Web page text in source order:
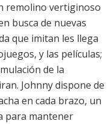
remolino vertiginoso
busca de nuevas
que imitan les llega
y las películas;
de la
Johnny dispone de
en cada brazo, un
para mantener